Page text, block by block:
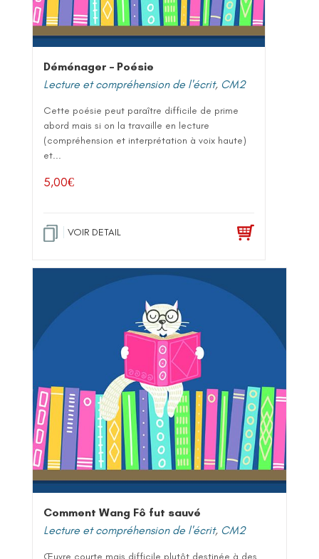
Déménager – Poésie
Lecture et compréhension de l'écrit, CM2
Cette poésie peut paraître difficile de prime
abord mais si on la travaille en lecture
(compréhension et interprétation à voix haute)
et...
5,00€
VOIR DETAIL
Comment Wang Fô fut sauvé
Lecture et compréhension de l'écrit, CM2